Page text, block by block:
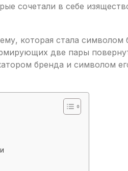
сочетали в себе
которая стала
две пары
бренда и символом